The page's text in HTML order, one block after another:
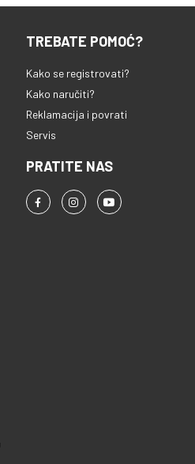
TREBATE POMOĆ?
Kako se registrovati?
Kako naručiti?
Reklamacija i povrati
Servis
PRATITE NAS